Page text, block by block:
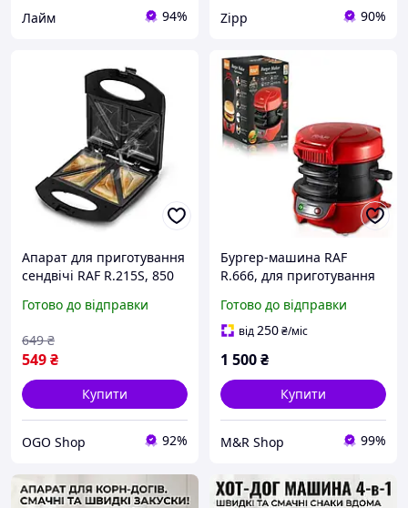
Лайм 94% Zipp 90%
Апарат для приготування
сендвічі RAF R.215S, 850
Готово до відправки
549₴
649 ₴
Купити
OGO Shop 92%
Бургер-машина RAF
R.666, для приготування
умовах 600 Вт. Червона
Готово до відправки
від250₴/міс
1 500₴
Купити
M&R Shop 99%